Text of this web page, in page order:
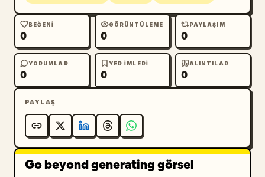
BEĞENI
0
GÖRÜNTÜLEME
0
PAYLAŞIM
0
YORUMLAR
0
YER IMLERI
0
ALINTILAR
0
PAYLAŞ
Go beyond generating görsel